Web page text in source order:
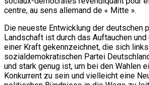
centre, au sens allemand de « Mitte ».
Die neueste Entwicklung der deutschen
Landschaft ist durch das Auftauchen
einer Kraft gekennzeichnet, die sich
sozialdemokratischen Partei
und stark genug ist, um bei den Wahlen
Konkurrent zu sein und vielleicht eine